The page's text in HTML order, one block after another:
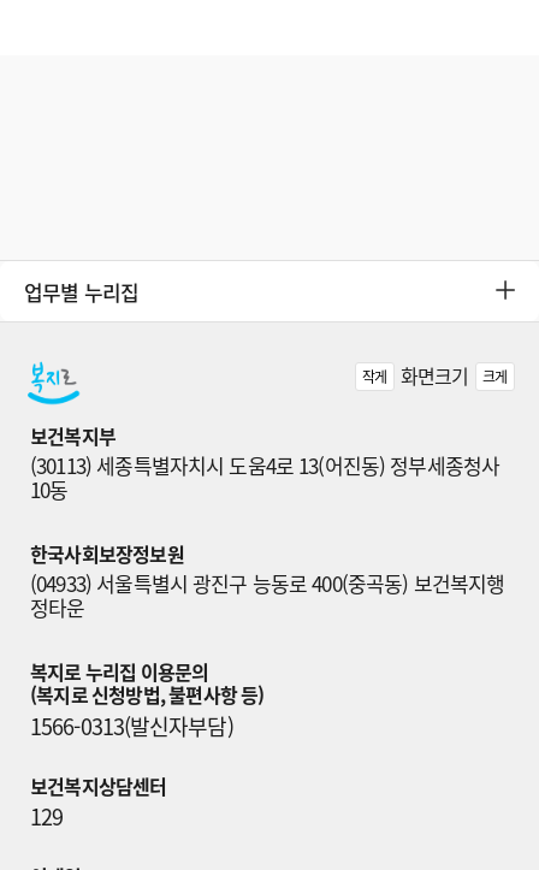
업무별 누리집
작게 화면크기 크게
보건복지부
(30113) 세종특별자치시 도움4로 13(어진동) 정부세종청사
10동
한국사회보장정보원
(04933) 서울특별시 광진구 능동로 400(중곡동) 보건복지행
정타운
복지로 누리집 이용문의
(복지로 신청방법, 불편사항 등)
1566-0313(발신자부담)
보건복지상담센터
129